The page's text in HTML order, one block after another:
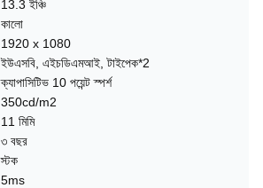
13.3 ইঞ্চি
কালো
1920 x 1080
ইউএসবি, এইচডিএমআই, টাইপেক*2
ক্যাপাসিটিভ 10 পয়েন্ট স্পর্শ
350cd/m2
11 মিমি
৩ বছর
স্টক
5ms